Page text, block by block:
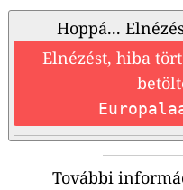
Hoppá...
Elnézést, hiba
További